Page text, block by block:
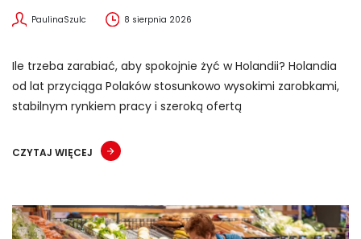
PaulinaSzulc 8 sierpnia 2026
Ile trzeba zarabiać, aby spokojnie żyć w Holandii? Holandia
od lat przyciąga Polaków stosunkowo wysokimi zarobkami,
stabilnym rynkiem pracy i szeroką ofertą
CZYTAJ WIĘCEJ